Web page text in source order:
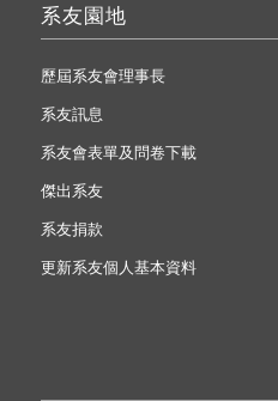
系友園地
歷屆系友會理事長
系友訊息
系友會表單及問卷下載
傑出系友
系友捐款
更新系友個人基本資料